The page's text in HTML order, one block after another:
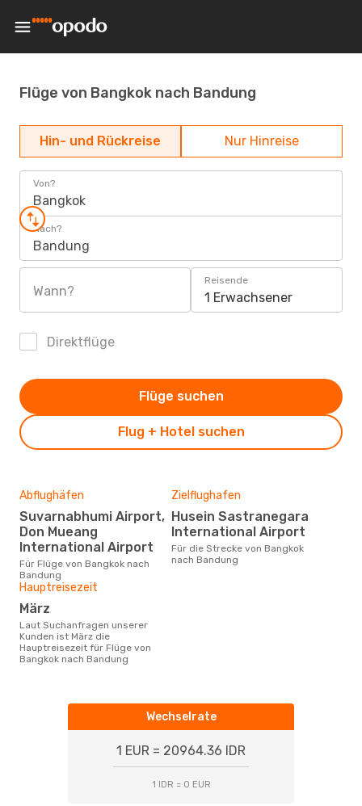
Flüge von Bangkok nach Bandung
Hin- und Rückreise Nur Hinreise
Von?
Bangkok
Nach?
Bandung
Wann?
Reisende
1 Erwachsener
Direktflüge
Flug + Hotel suchen
Flüge suchen
Abflughäfen
Suvarnabhumi Airport,
Don Mueang
International Airport
Für Flüge von Bangkok nach
Bandung
Zielflughafen
Husein Sastranegara
International Airport
Für die Strecke von Bangkok
nach Bandung
Hauptreisezeit
März
Laut Suchanfragen unserer
Kunden ist März die
Hauptreisezeit für Flüge von
Bangkok nach Bandung
Wechselrate
1 EUR = 20964.36 IDR
1 IDR = 0 EUR